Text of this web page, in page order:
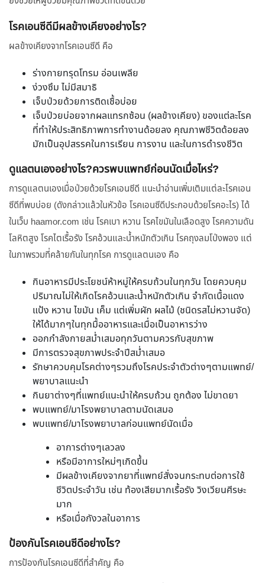
โรคเอนซีดีมีผลข้างเคียงอย่างไร?
ผลข้างเคียงจากโรคเอนซีดี คือ
ร่างกายทรุดโทรม อ่อนเพลีย
ง่วงซึม ไม่มีสมาธิ
เจ็บป่วยด้วยการติดเชื้อบ่อย
เจ็บป่วยบ่อยจากผลแทรกซ้อน (ผลข้างเคียง) ของแต่ละโรค
ที่ทำให้ประสิทธิภาพการทำงานด้อยลง คุณภาพชีวิตด้อยลง
มักเป็นอุปสรรคในการเรียน การงาน และในการดำรงชีวิต
ดูแลตนเองอย่างไร?ควรพบแพทย์ก่อนนัดเมื่อไหร่?
การดูแลตนเองเมื่อป่วยด้วยโรคเอนซีดี แนะนำอ่านเพิ่มเติมแต่ละโรคเอน
ซีดีที่พบบ่อย (ดังกล่าวแล้วในหัวข้อ โรคเอนซีดีประกอบด้วยโรคอะไร) ได้
ในเว็บ haamor.com เช่น โรคเบา หวาน โรคไขมันในเลือดสูง โรคความดัน
โลหิตสูง โรคไตเรื้อรัง โรคอ้วนและน้ำหนักตัวเกิน โรคถุงลมโป่งพอง แต่
ในภาพรวมที่คล้ายกันในทุกโรค การดูแลตนเอง คือ
กินอาหารมีประโยชน์ห้าหมู่ให้ครบถ้วนในทุกวัน โดยควบคุม
ปริมาณไม่ให้เกิดโรคอ้วนและน้ำหนักตัวเกิน จำกัดเนื้อแดง
แป้ง หวาน ไขมัน เค็ม แต่เพิ่มผัก ผลไม้ (ชนิดรสไม่หวานจัด)
ให้ได้มากๆในทุกมื้ออาหารและเมื่อเป็นอาหารว่าง
ออกกำลังกายสม่ำเสมอทุกวันตามควรกับสุขภาพ
มีการตรวจสุขภาพประจำปีสม่ำเสมอ
รักษาควบคุมโรคต่างๆรวมถึงโรคประจำตัวต่างๆตามแพทย์/
พยาบาลแนะนำ
กินยาต่างๆที่แพทย์แนะนำให้ครบถ้วน ถูกต้อง ไม่ขาดยา
พบแพทย์/มาโรงพยาบาลตามนัดเสมอ
พบแพทย์/มาโรงพยาบาลก่อนแพทย์นัดเมื่อ
อาการต่างๆเลวลง
หรือมีอาการใหม่ๆเกิดขึ้น
มีผลข้างเคียงจากยาที่แพทย์สั่งจนกระทบต่อการใช้
ชีวิตประจำวัน เช่น ท้องเสียมากเรื้อรัง วิงเวียนศีรษะ
มาก
หรือเมื่อกังวลในอาการ
ป้องกันโรคเอนซีดีอย่างไร?
การป้องกันโรคเอนซีดีที่สำคัญ คือ